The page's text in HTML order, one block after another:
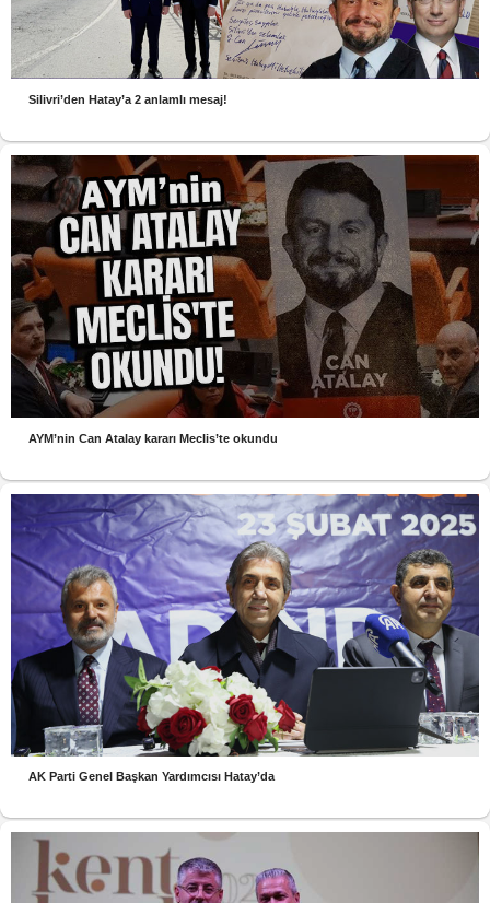
Silivri’den Hatay’a 2 anlamlı mesaj!
AYM’nin Can Atalay kararı Meclis’te okundu
AK Parti Genel Başkan Yardımcısı Hatay’da